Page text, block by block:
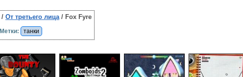
/ От третьего лица/ Fox Fyre
Метки: танки